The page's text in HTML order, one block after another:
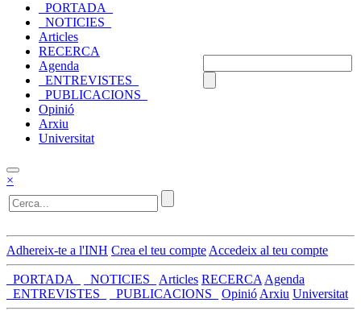
_PORTADA_
_NOTICIES_
Articles
RECERCA
Agenda
_ENTREVISTES_
_PUBLICACIONS_
Opinió
Arxiu
Universitat
×
Adhereix-te a l'INH Crea el teu compte Accedeix al teu compte
_PORTADA_ _NOTICIES_ Articles RECERCA Agenda
_ENTREVISTES_
_PUBLICACIONS_ Opinió Arxiu Universitat